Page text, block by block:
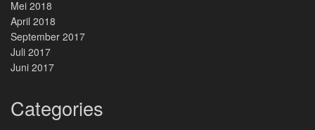
Mei 2018
April 2018
September 2017
Juli 2017
Juni 2017
Categories